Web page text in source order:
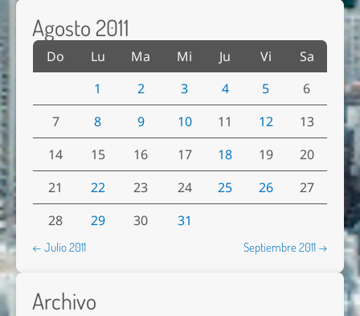
Agosto 2011
Do Lu Ma Mi Ju Vi
Sa
1
2 3 4 5
6
7
8 9 10 11 12
13
14
15 16 17 18 19
20
21
22 23 24 25 26
27
28
29 30 31
← Julio 2011 Septiembre 2011 →
Archivo